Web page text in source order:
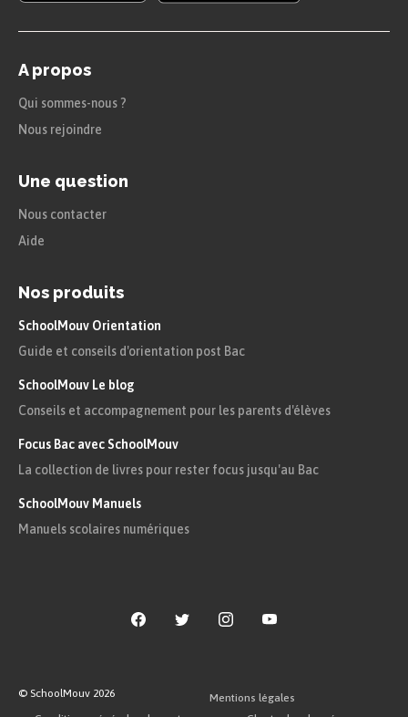
A propos
Qui sommes-nous ?
Nous rejoindre
Une question
Nous contacter
Aide
Nos produits
SchoolMouv Orientation
Guide et conseils d'orientation post Bac
SchoolMouv Le blog
Conseils et accompagnement pour les parents d'élèves
Focus Bac avec SchoolMouv
La collection de livres pour rester focus jusqu'au Bac
SchoolMouv Manuels
Manuels scolaires numériques
© SchoolMouv 2026
Mentions légales